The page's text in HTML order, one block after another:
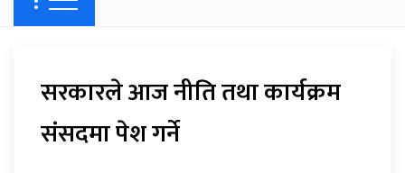
सरकारले आज नीति तथा कार्यक्रम
संसदमा पेश गर्ने